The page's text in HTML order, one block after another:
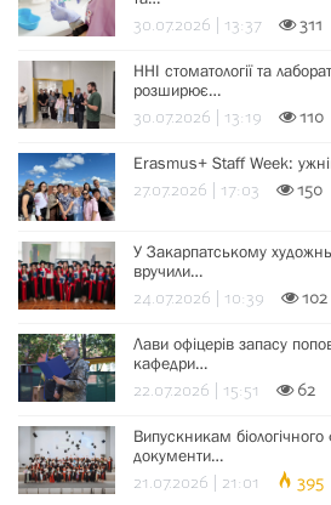
30.07.2026 | 13:37 311
ННІ стоматології та
розширює…
30.07.2026 | 13:19 110
Erasmus+ Staff Week:
27.07.2026 | 17:03 150
У Закарпатському
вручили…
24.07.2026 | 10:39 102
Лави офіцерів запасу
кафедри…
22.07.2026 | 15:51 62
Випускникам біологічного
документи…
21.07.2026 | 21:01 395